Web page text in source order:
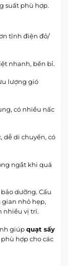
suất phù hợp.
tĩnh điện đỏ/
nhanh, bền bỉ.
lượng gió
có nhiều nấc
dễ di chuyển, có
ngắt khi quá
dưỡng. Cấu
nhỏ hẹp,
nhiều vị trí.
giúpquạt sấy
hợp cho các